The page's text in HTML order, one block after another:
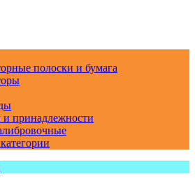
полоски и бумага
и принадлежности